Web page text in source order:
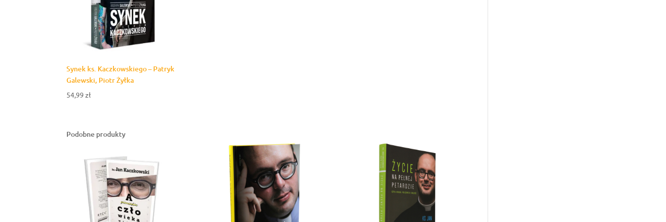
Synek ks. Kaczkowskiego – Patryk
Galewski, Piotr Żyłka
54,99zł
Podobne produkty